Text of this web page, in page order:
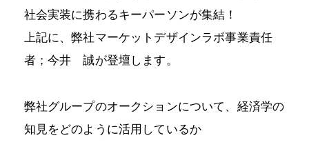
社会実装に携わるキーパーソンが集結！
上記に、弊社マーケットデザインラボ事業責任
者；今井 誠が登壇します。
弊社グループのオークションについて、経済学の
知見をどのように活用しているか